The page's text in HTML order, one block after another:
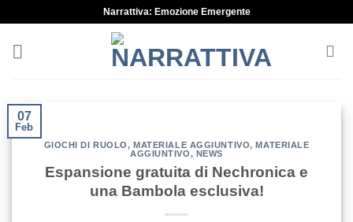
content
Narrattiva: Emozione Emergente
07
Feb
GIOCHI DI RUOLO,MATERIALE AGGIUNTIVO,MATERIALE
AGGIUNTIVO, NEWS
Espansione gratuita di Nechronica e
una Bambola esclusiva!